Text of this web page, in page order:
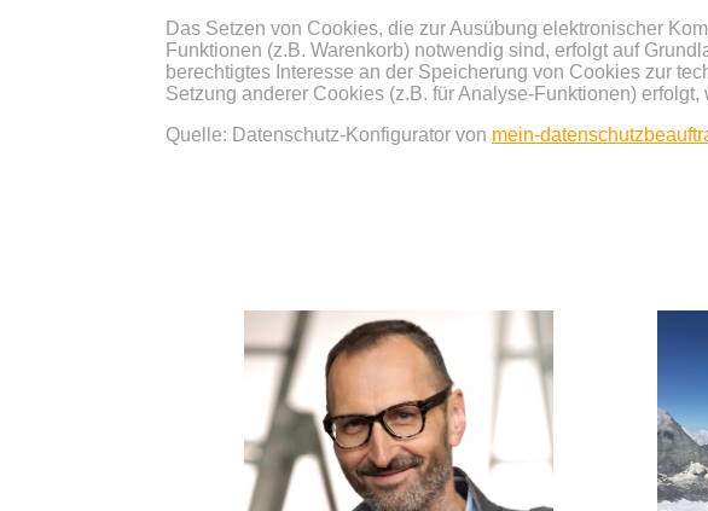
Das Setzen von Cookies, die zur Ausübung elektronischer
Funktionen (z.B. Warenkorb) notwendig sind, erfolgt auf
berechtigtes Interesse an der Speicherung von Cookies zur
Setzung anderer Cookies (z.B. für Analyse-Funktionen)
Quelle: Datenschutz-Konfigurator von mein-